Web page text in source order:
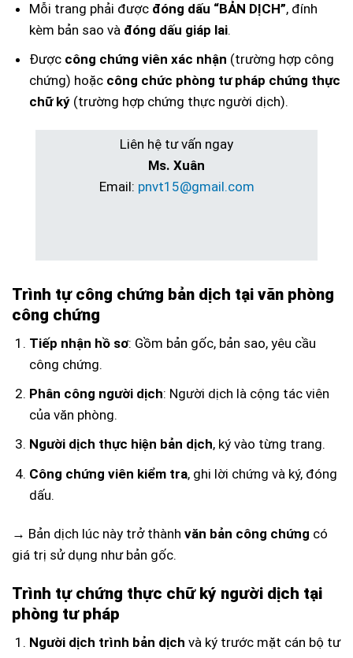
Mỗi trang phải được đóng dấu “BẢN DỊCH”, đính
kèm bản sao và đóng dấu giáp lai.
Được công chứng viên xác nhận (trường hợp công
chứng) hoặc công chức phòng tư pháp chứng thực
chữ ký (trường hợp chứng thực người dịch).
Liên hệ tư vấn ngay
Ms. Xuân
Email: pnvt15@gmail.com
Trình tự công chứng bản dịch tại văn phòng
công chứng
Tiếp nhận hồ sơ: Gồm bản gốc, bản sao, yêu cầu
công chứng.
Phân công người dịch: Người dịch là cộng tác viên
của văn phòng.
Người dịch thực hiện bản dịch, ký vào từng trang.
Công chứng viên kiểm tra, ghi lời chứng và ký, đóng
dấu.
→ Bản dịch lúc này trở thành văn bản công chứng có
giá trị sử dụng như bản gốc.
Trình tự chứng thực chữ ký người dịch tại
phòng tư pháp
Người dịch trình bản dịch và ký trước mặt cán bộ tư